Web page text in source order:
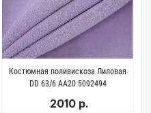
Костюмная поливискоза Лиловая
DD 63/6 AA20 5092494
2010 р.